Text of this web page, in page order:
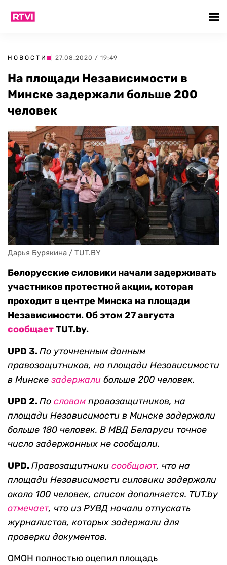
НОВОСТИ | 27.08.2020 / 19:49
На площади Независимости в
Минске задержали больше 200
человек
Дарья Бурякина / TUT.BY
Белорусские силовики начали задерживать
участников протестной акции, которая
проходит в центре Минска на площади
Независимости. Об этом 27 августа
сообщаетTUT.by.
UPD 3.По уточненным данным
правозащитников, на площади Независимости
в Минске задержали больше 200 человек.
UPD 2.По словам правозащитников, на
площади Независимости в Минске задержали
больше 180 человек. В МВД Беларуси точное
число задержанных не сообщали.
UPD.Правозащитники сообщают, что на
площади Независимости силовики задержали
около 100 человек, список дополняется. TUT.by
отмечает, что из РУВД начали отпускать
журналистов, которых задержали для
проверки документов.
ОМОН полностью оцепил площадь